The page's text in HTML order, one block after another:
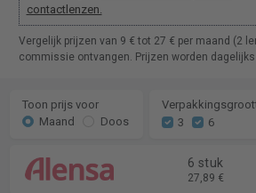
contactlenzen.
Vergelijk prijzen van 9 € tot 27 € per maand (2
commissie ontvangen. Prijzen worden
Toon prijs voor
Maand
Doos
3
6
6 stuk
27,89 €